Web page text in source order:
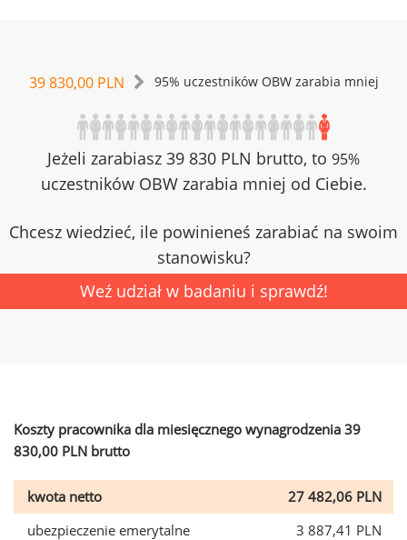
39 830,00 PLN 95% uczestników OBW zarabia mniej
Jeżeli zarabiasz 39 830 PLN brutto, to 95%
uczestników OBW zarabia mniej od Ciebie.
Chcesz wiedzieć, ile powinieneś zarabiać na swoim
stanowisku?
Weź udział w badaniu i sprawdź!
Koszty pracownika dla miesięcznego wynagrodzenia 39
830,00 PLN brutto
kwota netto
27 482,06 PLN
ubezpieczenie emerytalne
3 887,41 PLN